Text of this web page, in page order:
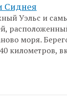
Сиднея
Уэльс и
моря.
километров,